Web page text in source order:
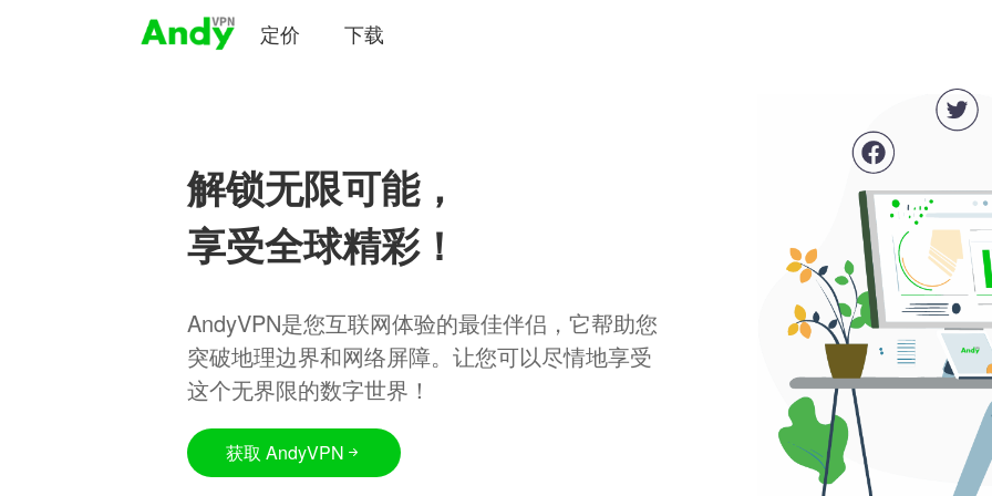
定价 下载
解锁无限可能，
享受全球精彩！
AndyVPN是您互联网体验的最佳伴侣，它帮助您
突破地理边界和网络屏障。让您可以尽情地享受
这个无界限的数字世界！
获取 AndyVPN